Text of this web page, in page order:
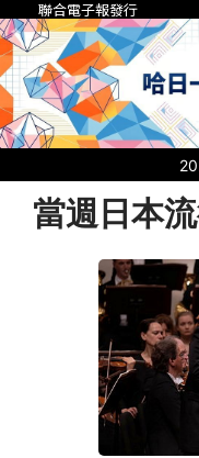
聯合電子報發行
當週日本